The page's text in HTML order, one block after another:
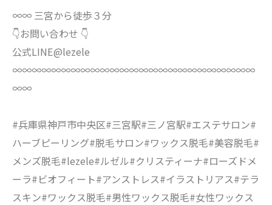
∞∞ 三宮から徒歩３分
👇お問い合わせ 👇
公式LINE@lezele
∞∞∞∞∞∞∞∞∞∞∞∞∞∞∞∞∞∞∞∞∞∞∞∞∞
∞∞
#兵庫県神戸市中央区#三宮駅#三ノ宮駅#エステサロン#
ハーブピーリング#脱毛サロン#ワックス脱毛#美容脱毛#
メンズ脱毛#lezele#ルゼル#クリスティーナ#ローズドメ
ーラ#ビオフィート#アンストレス#イラストリアス#テラ
スキン#ワックス脱毛#男性ワックス脱毛#女性ワックス